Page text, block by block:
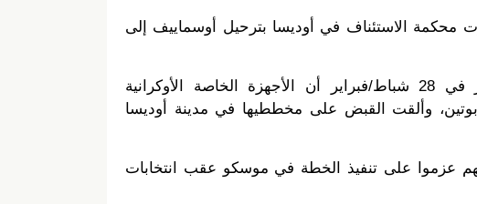
محكمة الاستئناف في أوديسا بترحيل أوسماييف إلى
وكان التلفزيون الروسي قد ذكر في 28 شباط/فبراير أن الأجهزة الخاصة الأوكرانية
وألقت القبض على مخططيها في مدينة أوديسا
عزموا على تنفيذ الخطة في موسكو عقب انتخابات